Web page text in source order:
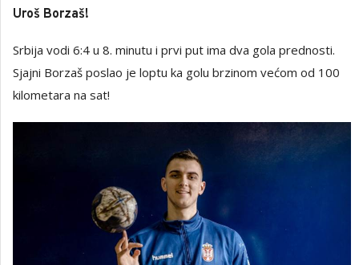
Uroš Borzaš!
Srbija vodi 6:4 u 8. minutu i prvi put ima dva gola prednosti.
Sjajni Borzaš poslao je loptu ka golu brzinom većom od 100
kilometara na sat!